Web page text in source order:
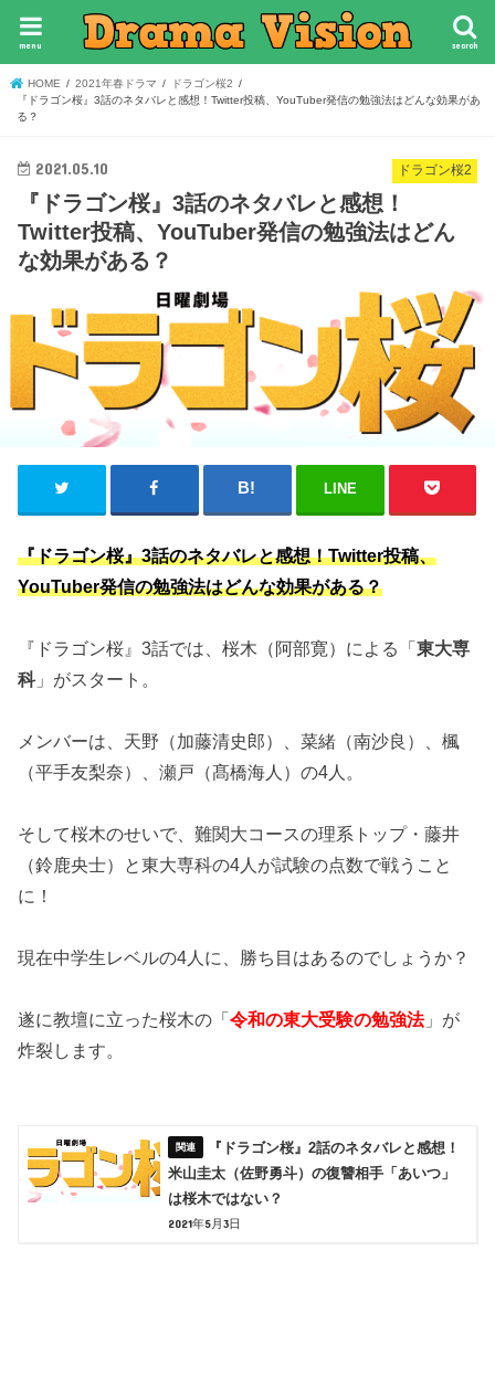
search
menu
HOME 2021年春ドラマ
ドラゴン桜2
『ドラゴン桜』3話のネタバレと感想！Twitter投稿、YouTuber発信の勉強法はどんな効果があ
る？
ドラゴン桜2
2021.05.10
『ドラゴン桜』3話のネタバレと感想！
Twitter投稿、YouTuber発信の勉強法はどん
な効果がある？
LINE
『ドラゴン桜』3話のネタバレと感想！Twitter投稿、
YouTuber発信の勉強法はどんな効果がある？
『ドラゴン桜』3話では、桜木（阿部寛）による「東大専
科」がスタート。
メンバーは、天野（加藤清史郎）、菜緒（南沙良）、楓
（平手友梨奈）、瀬戸（髙橋海人）の4人。
そして桜木のせいで、難関大コースの理系トップ・藤井
（鈴鹿央士）と東大専科の4人が試験の点数で戦うこと
に！
現在中学生レベルの4人に、勝ち目はあるのでしょうか？
遂に教壇に立った桜木の「令和の東大受験の勉強法」が
炸裂します。
『ドラゴン桜』2話のネタバレと感想！
米山圭太（佐野勇斗）の復讐相手「あいつ」
は桜木ではない？
2021年5月3日